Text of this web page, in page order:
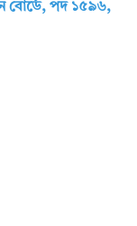
বোর্ডে, পদ ১৫৯৬,